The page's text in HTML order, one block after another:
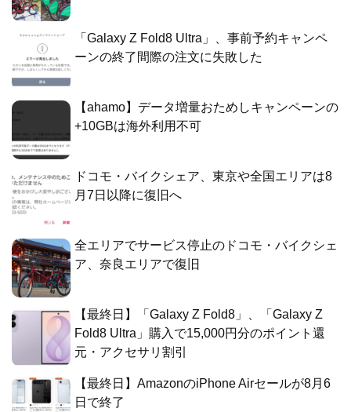
「Galaxy Z Fold8 Ultra」、事前予約キャンペ
ーンの終了間際の注文に失敗した
【ahamo】データ増量おためしキャンペーンの
+10GBは海外利用不可
ドコモ・バイクシェア、東京や全国エリアは8
月7日以降に復旧へ
全エリアでサービス停止のドコモ・バイクシェ
ア、奈良エリアで復旧
【最終日】「Galaxy Z Fold8」、「Galaxy Z
Fold8 Ultra」購入で15,000円分のポイント還
元・アクセサリ割引
【最終日】AmazonのiPhone Airセールが8月6
日で終了